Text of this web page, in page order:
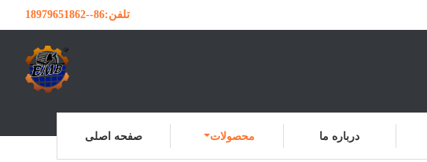
تلفن:86--18979651862
صفحه اصلی محصولات درباره ما